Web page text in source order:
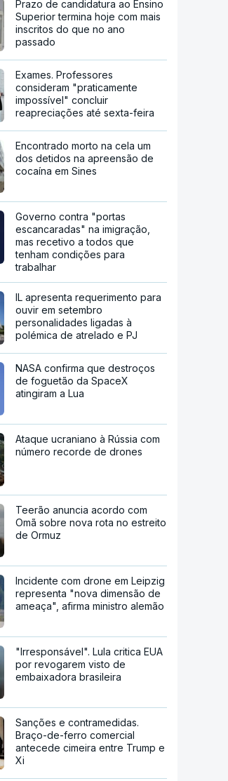
Prazo de candidatura ao Ensino
Superior termina hoje com mais
inscritos do que no ano
passado
Exames. Professores
consideram "praticamente
impossível" concluir
reapreciações até sexta-feira
Encontrado morto na cela um
dos detidos na apreensão de
cocaína em Sines
Governo contra "portas
escancaradas" na imigração,
mas recetivo a todos que
tenham condições para
trabalhar
IL apresenta requerimento para
ouvir em setembro
personalidades ligadas à
polémica de atrelado e PJ
NASA confirma que destroços
de foguetão da SpaceX
atingiram a Lua
Ataque ucraniano à Rússia com
número recorde de drones
Teerão anuncia acordo com
Omã sobre nova rota no estreito
de Ormuz
Incidente com drone em Leipzig
representa "nova dimensão de
ameaça", afirma ministro alemão
"Irresponsável". Lula critica EUA
por revogarem visto de
embaixadora brasileira
Sanções e contramedidas.
Braço-de-ferro comercial
antecede cimeira entre Trump e
Xi